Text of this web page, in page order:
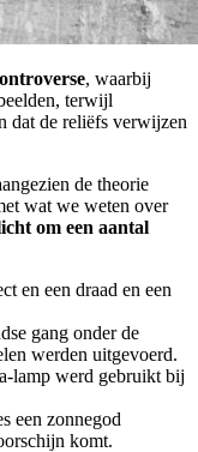
, waarbij
terwijl
dat de reliëfs verwijzen
de theorie
wat we weten over
om een aantal
en een draad en een
gang onder de
werden uitgevoerd.
lamp werd gebruikt bij
een zonnegod
komt.